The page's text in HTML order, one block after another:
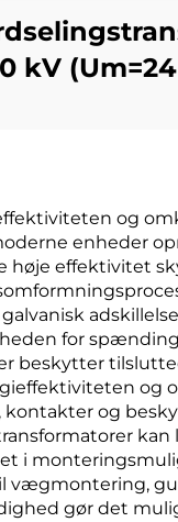
kV
og
enheder
effektivitet
for
beskytter
og
og
kan
i
gør det